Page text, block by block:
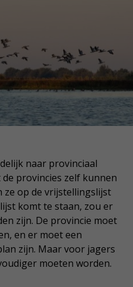
naar provinciaal
provincies zelf kunnen
ze op de vrijstellingslijst
komt te staan, zou er
zijn. De provincie moet
en er moet een
zijn. Maar voor jagers
moeten worden.